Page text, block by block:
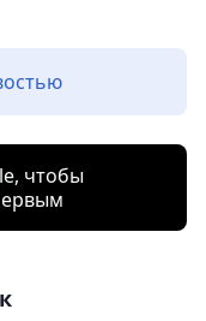
чтобы